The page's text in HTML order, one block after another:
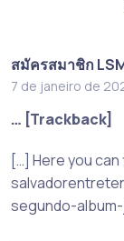
สมัครสมาชิก
7 de janeiro de
… [Trackback]
[…] Here you
segundo-